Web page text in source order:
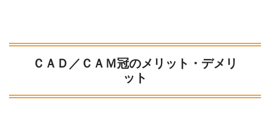
ＣＡＤ／ＣＡＭ冠のメリット・デメリ
ット